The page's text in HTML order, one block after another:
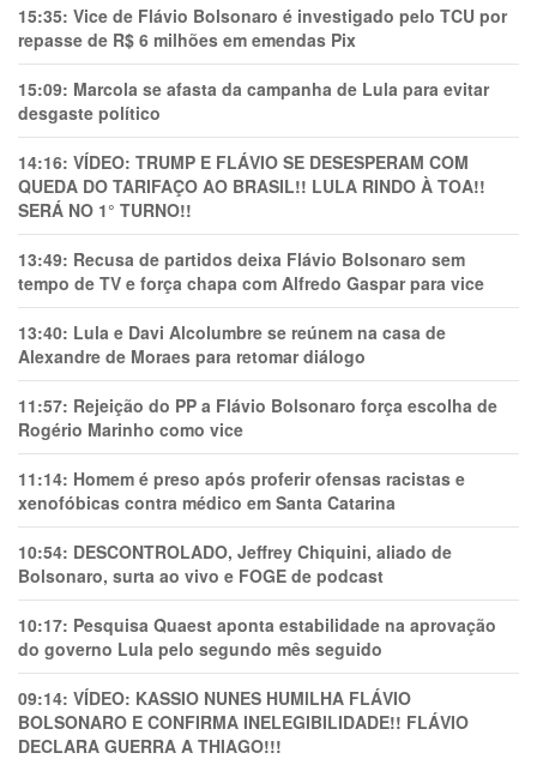
15:35: Vice de Flávio Bolsonaro é investigado pelo TCU por
repasse de R$ 6 milhões em emendas Pix
15:09: Marcola se afasta da campanha de Lula para evitar
desgaste político
14:16: VÍDEO: TRUMP E FLÁVIO SE DESESPERAM COM
QUEDA DO TARIFAÇO AO BRASIL!! LULA RINDO À TOA!!
SERÁ NO 1° TURNO!!
13:49: Recusa de partidos deixa Flávio Bolsonaro sem
tempo de TV e força chapa com Alfredo Gaspar para vice
13:40: Lula e Davi Alcolumbre se reúnem na casa de
Alexandre de Moraes para retomar diálogo
11:57: Rejeição do PP a Flávio Bolsonaro força escolha de
Rogério Marinho como vice
11:14: Homem é preso após proferir ofensas racistas e
xenofóbicas contra médico em Santa Catarina
10:54: DESCONTROLADO, Jeffrey Chiquini, aliado de
Bolsonaro, surta ao vivo e FOGE de podcast
10:17: Pesquisa Quaest aponta estabilidade na aprovação
do governo Lula pelo segundo mês seguido
09:14: VÍDEO: KASSIO NUNES HUMlLHA FLÁVIO
BOLSONARO E CONFIRMA INELEGIBILIDADE!! FLÁVIO
DECLARA GUERRA A THIAGO!!!